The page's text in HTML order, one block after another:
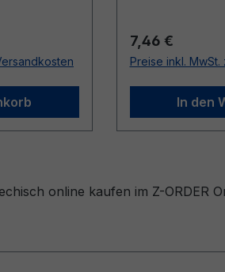
Regulärer Preis:
7,46 €
Preise inkl.
In den
online kaufen im Z-